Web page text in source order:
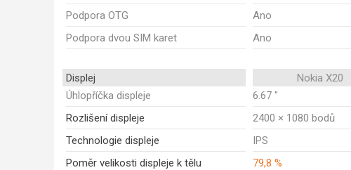
Podpora OTG
Ano
Podpora dvou SIM karet
Ano
Displej Nokia X20
Úhlopříčka displeje
6.67 "
Rozlišení displeje
2400 × 1080 bodů
Technologie displeje
IPS
Poměr velikosti displeje k tělu
79,8 %